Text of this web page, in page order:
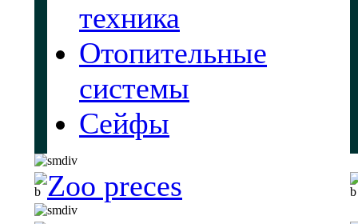
техника
Отопительные
системы
Сейфы
Zoo preces